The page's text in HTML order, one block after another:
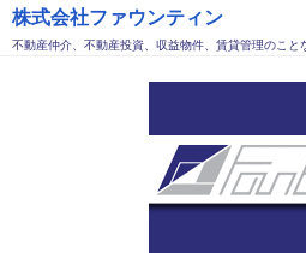
株式会社ファウンティン
不動産仲介、不動産投資、収益物件、賃貸管理のこと